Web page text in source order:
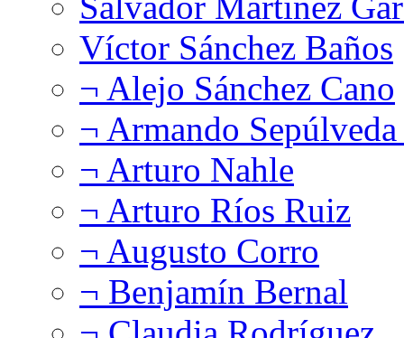
Víctor Sánchez Baños
¬ Alejo Sánchez Cano
¬ Armando
¬ Arturo Nahle
¬ Arturo Ríos Ruiz
¬ Augusto Corro
¬ Benjamín Bernal